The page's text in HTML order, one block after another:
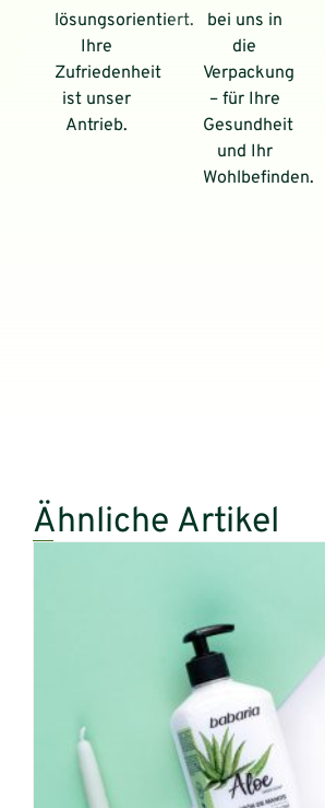
lösungsorientiert.
Ihre
Zufriedenheit
ist unser
Antrieb.
bei uns in
die
Verpackung
– für Ihre
Gesundheit
und Ihr
Wohlbefinden.
Ähnliche Artikel